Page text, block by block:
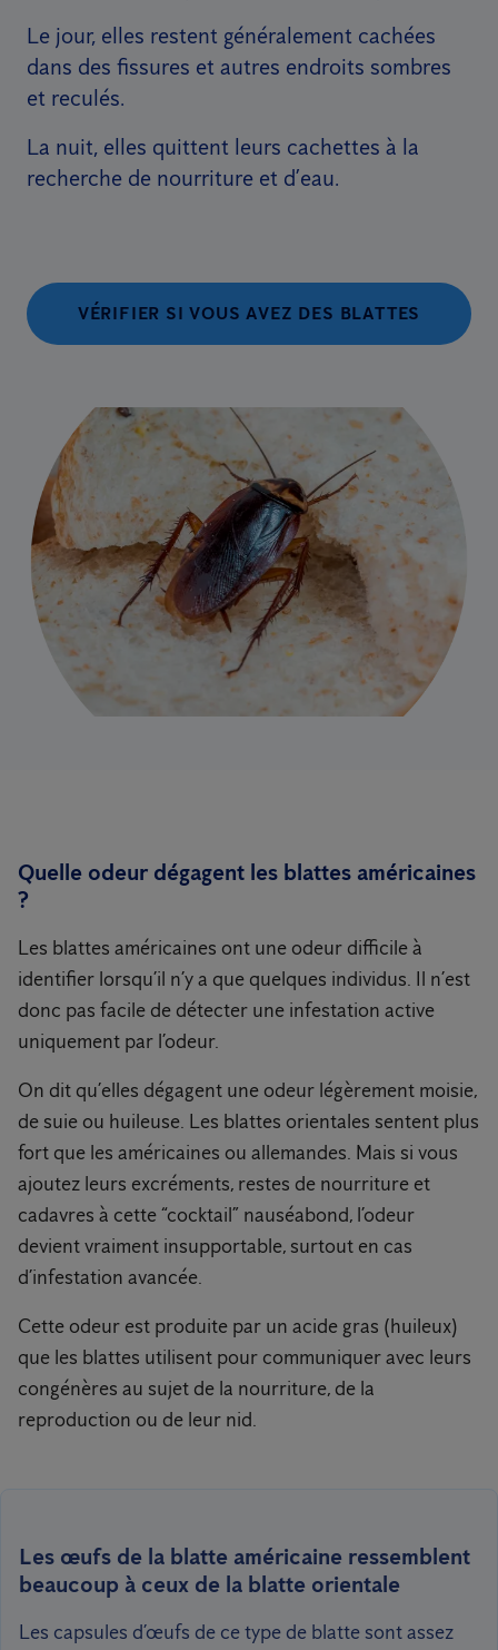
Le jour, elles restent généralement cachées
dans des fissures et autres endroits sombres
et reculés.
La nuit, elles quittent leurs cachettes à la
recherche de nourriture et d’eau.
VÉRIFIER SI VOUS AVEZ DES BLATTES
Quelle odeur dégagent les blattes américaines
?
Les blattes américaines ont une odeur difficile à
identifier lorsqu’il n’y a que quelques individus. Il n’est
donc pas facile de détecter une infestation active
uniquement par l’odeur.
On dit qu’elles dégagent une odeur légèrement moisie,
de suie ou huileuse. Les blattes orientales sentent plus
fort que les américaines ou allemandes. Mais si vous
ajoutez leurs excréments, restes de nourriture et
cadavres à cette “cocktail” nauséabond, l’odeur
devient vraiment insupportable, surtout en cas
d’infestation avancée.
Cette odeur est produite par un acide gras (huileux)
que les blattes utilisent pour communiquer avec leurs
congénères au sujet de la nourriture, de la
reproduction ou de leur nid.
Les œufs de la blatte américaine ressemblent
beaucoup à ceux de la blatte orientale
Les capsules d’œufs de ce type de blatte sont assez